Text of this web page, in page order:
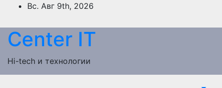
Перейти
содержимому
Вс. Авг 9th, 2026
Сenter IT
Hi-tech и технологии